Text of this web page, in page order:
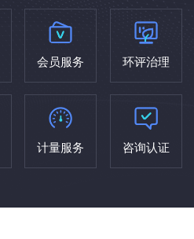
会员服务 环评治理
计量服务 咨询认证